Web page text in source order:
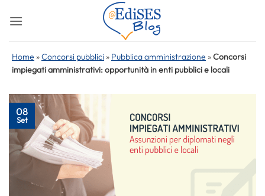
Home »Concorsi pubblici » Pubblica amministrazione »Concorsi
impiegati amministrativi: opportunità in enti pubblici e locali
08
Set